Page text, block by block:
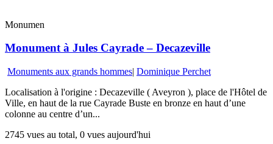
Monumen
Monument à Jules Cayrade – Decazeville
Monuments aux grands hommes| Dominique Perchet
Localisation à l'origine : Decazeville ( Aveyron ), place de l'Hôtel de
Ville, en haut de la rue Cayrade Buste en bronze en haut d’une
colonne au centre d’un...
2745 vues au total, 0 vues aujourd'hui